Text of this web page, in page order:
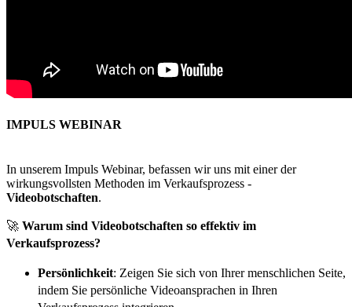
IMPULS WEBINAR
In unserem Impuls Webinar, befassen wir uns mit einer der
wirkungsvollsten Methoden im Verkaufsprozess -
Videobotschaften.
🚀 Warum sind Videobotschaften so effektiv im
Verkaufsprozess?
Persönlichkeit: Zeigen Sie sich von Ihrer menschlichen Seite,
indem Sie persönliche Videoansprachen in Ihren